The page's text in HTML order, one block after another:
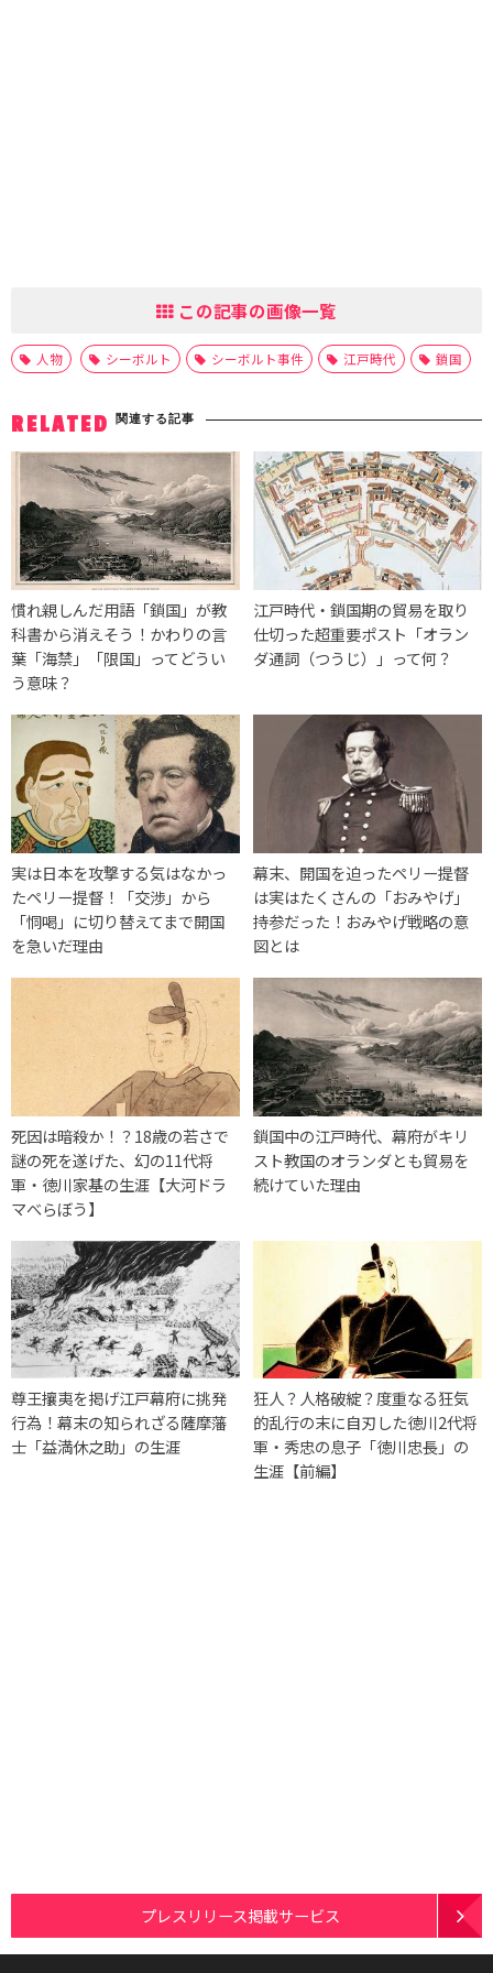
この記事の画像一覧
人物 シーボルト シーボルト事件 江戸時代 鎖国
RELATED 関連する記事
慣れ親しんだ用語「鎖国」が教
科書から消えそう！かわりの言
葉「海禁」「限国」ってどうい
う意味？
江戸時代・鎖国期の貿易を取り
仕切った超重要ポスト「オラン
ダ通詞（つうじ）」って何？
実は日本を攻撃する気はなかっ
たペリー提督！「交渉」から
「恫喝」に切り替えてまで開国
を急いだ理由
幕末、開国を迫ったペリー提督
は実はたくさんの「おみやげ」
持参だった！おみやげ戦略の意
図とは
死因は暗殺か！？18歳の若さで
謎の死を遂げた、幻の11代将
軍・徳川家基の生涯【大河ドラ
マべらぼう】
鎖国中の江戸時代、幕府がキリ
スト教国のオランダとも貿易を
続けていた理由
尊王攘夷を掲げ江戸幕府に挑発
行為！幕末の知られざる薩摩藩
士「益満休之助」の生涯
狂人？人格破綻？度重なる狂気
的乱行の末に自刃した徳川2代将
軍・秀忠の息子「徳川忠長」の
生涯【前編】
プレスリリース掲載サービス